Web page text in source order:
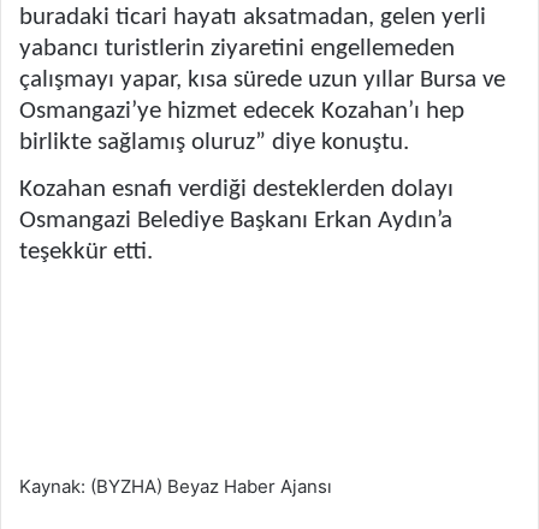
buradaki ticari hayatı aksatmadan, gelen yerli
yabancı turistlerin ziyaretini engellemeden
çalışmayı yapar, kısa sürede uzun yıllar Bursa ve
Osmangazi’ye hizmet edecek Kozahan’ı hep
birlikte sağlamış oluruz” diye konuştu.
Kozahan esnafı verdiği desteklerden dolayı
Osmangazi Belediye Başkanı Erkan Aydın’a
teşekkür etti.
Kaynak: (BYZHA) Beyaz Haber Ajansı